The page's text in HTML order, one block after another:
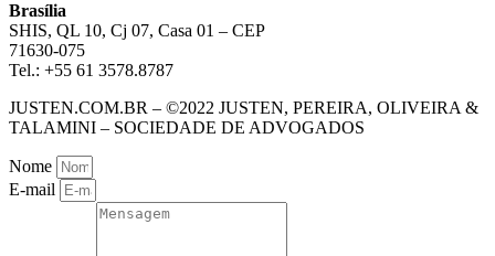
Brasília
SHIS, QL 10, Cj 07, Casa 01 – CEP
71630-075
Tel.: +55 61 3578.8787
JUSTEN.COM.BR – ©2022 JUSTEN, PEREIRA, OLIVEIRA &
TALAMINI – SOCIEDADE DE ADVOGADOS
Nome
E-mail